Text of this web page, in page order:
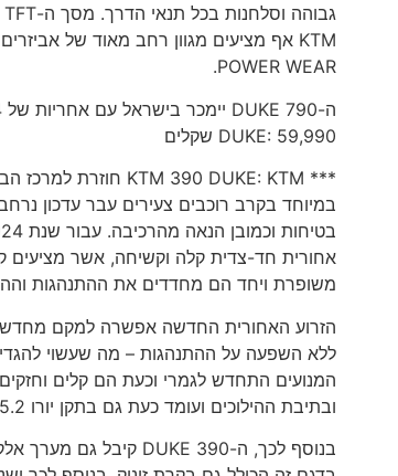
POWER WEAR.
DUKE: 59,990 שקלים
אחורית חד-צדית קלה וקשיחה, אשר מציעים
משופרת ויחד הם מחדדים את ההתנהגות
הזרוע האחורית החדשה אפשרה למקם מחדש
ללא השפעה על ההתנהגות – מה שעשוי
ובתיבת ההילוכים ועומד כעת גם בתקן יורו 5.2.